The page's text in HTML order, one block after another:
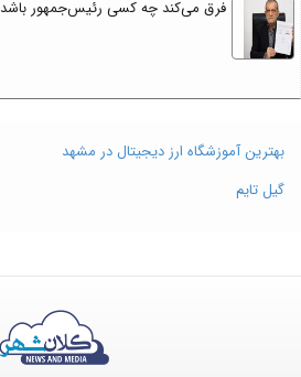
فرق می‌کند چه کسی رئیس‌جمهور باشد
بهترین آموزشگاه ارز دیجیتال در مشهد
گیل تایم